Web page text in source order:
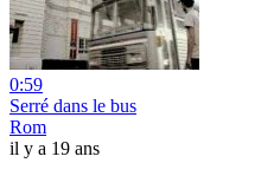
0:59
Serré dans le bus
Rom
il y a 19 ans